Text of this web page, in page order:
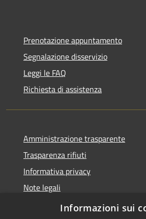
Prenotazione appuntamento
Segnalazione disservizio
Leggi le FAQ
Richiesta di assistenza
Amministrazione trasparente
Trasparenza rifiuti
Informativa privacy
Note legali
Dichiarazione di accessibilità
Informazioni sui